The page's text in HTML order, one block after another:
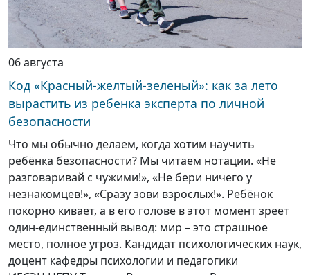
06 августа
Код «Красный-желтый-зеленый»: как за лето
вырастить из ребенка эксперта по личной
безопасности
Что мы обычно делаем, когда хотим научить
ребёнка безопасности? Мы читаем нотации. «Не
разговаривай с чужими!», «Не бери ничего у
незнакомцев!», «Сразу зови взрослых!». Ребёнок
покорно кивает, а в его голове в этот момент зреет
один-единственный вывод: мир – это страшное
место, полное угроз. Кандидат психологических наук,
доцент кафедры психологии и педагогики